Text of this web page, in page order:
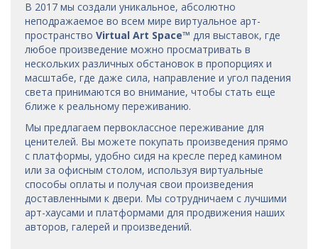
В 2017 мы создали уникальное, абсолютно
неподражаемое во всем мире виртуальное арт-
пространство Virtual Art Space™ для выставок, где
любое произведение можно просматривать в
нескольких различных обстановок в пропорциях и
масштабе, где даже сила, направление и угол падения
света принимаются во внимание, чтобы стать еще
ближе к реальному переживанию.
Мы предлагаем первоклассное переживание для
ценителей. Вы можете покупать произведения прямо
с платформы, удобно сидя на кресле перед камином
или за офисным столом, используя виртуальные
способы оплаты и получая свои произведения
доставленными к двери. Мы сотрудничаем с лучшими
арт-хаусами и платформами для продвижения наших
авторов, галерей и произведений.